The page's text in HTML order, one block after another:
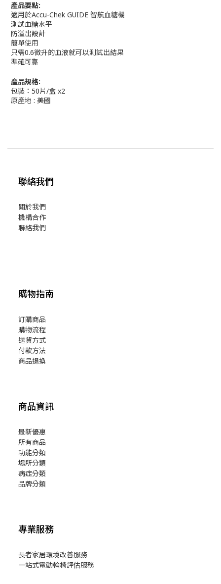
產品要點:
適用於Accu-Chek GUIDE 智航血糖機
測試血糖水平
防溢出設計
簡單使用
只需0.6微升的血液就可以測試出結果
準確可靠
產品規格:
包裝：50片/盒 x2
原產地 : 美國
聯絡我們
關於我們
機構合作
聯絡我們
購物指南
訂購商品
購物流程
送貨方式
付款方法
商品退換
商品資訊
最新優惠
所有商品
功能分類
場所分類
病症分類
品牌分類
專業服務
長者家居環境改善服務
一站式電動輪椅評估服務